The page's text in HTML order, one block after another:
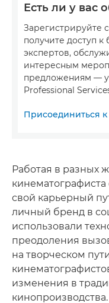
Есть ли у вас
Зарегистрируйте
получите доступ
экспертов,
интересным
предложениям —
Professional
Присоединиться к
Работая в разных
свой карьерный
личный бренд в
использовали
преодоления
на творческом
изменения в
кинопроизводства.